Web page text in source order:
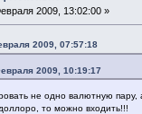
2009, 13:02:00 »
2009, 07:57:18
2009, 10:19:17
не одно валютную пару,
то можно входить!!!